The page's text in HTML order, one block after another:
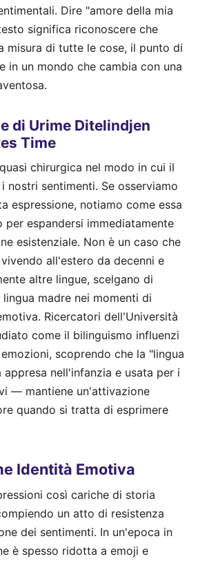
Dire "amore della mia
significa riconoscere che
misura di tutte le cose, il punto di
in un mondo che cambia con una
di Urime Ditelindjen
Time
chirurgica nel modo in cui il
nostri sentimenti. Se osserviamo
espressione, notiamo come essa
per espandersi immediatamente
esistenziale. Non è un caso che
all'estero da decenni e
altre lingue, scelgano di
madre nei momenti di
Ricercatori dell'Università
come il bilinguismo influenzi
scoprendo che la "lingua
nell'infanzia e usata per i
— mantiene un'attivazione
quando si tratta di esprimere
Identità Emotiva
così cariche di storia
un atto di resistenza
dei sentimenti. In un'epoca in
è spesso ridotta a emoji e